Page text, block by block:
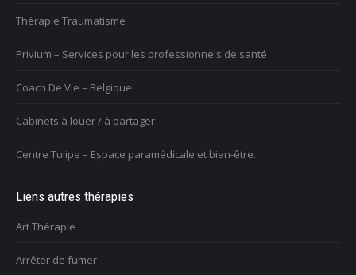
Thérapie Traumatisme
Privium – Services pour les professionnels de santé
Coach De Vie – Belgique
Cabinets à louer / à partager
Centre Tulipe – Espace paramédicale et bien-être.
Liens autres thérapies
Art Thérapie
Arrêter de fumer